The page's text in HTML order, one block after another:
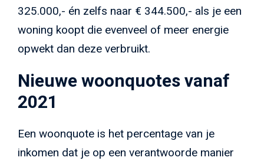
325.000,- én zelfs naar € 344.500,- als je een
woning koopt die evenveel of meer energie
opwekt dan deze verbruikt.
Nieuwe woonquotes vanaf
2021
Een woonquote is het percentage van je
inkomen dat je op een verantwoorde manier